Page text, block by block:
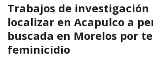
Trabajos de
localizar en Acapulco a
buscada en Morelos por
feminicidio